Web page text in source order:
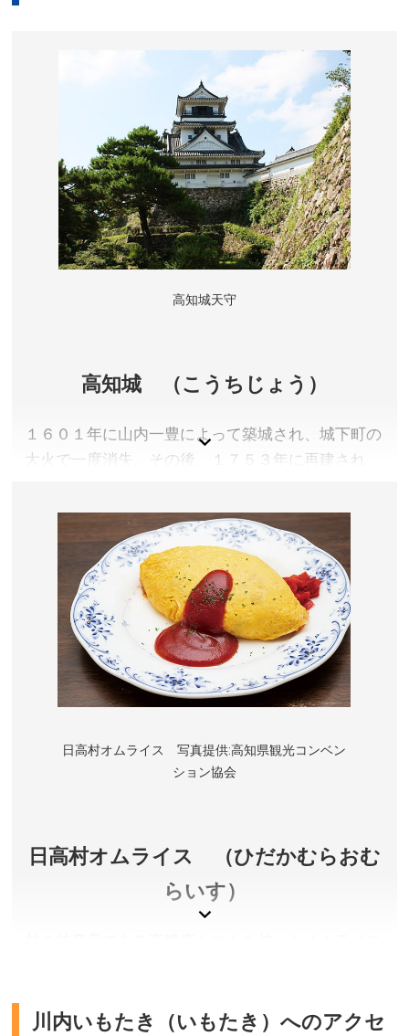
高知城天守
高知城 （こうちじょう）
１６０１年に山内一豊によって築城され、城下町の
大火で一度消失。その後、１７５３年に再建され、
たたたずまいを今に伝えています。
高知県高知市
利用料／一般420円、18歳未満無料、
開館時間／9:00～17:00(最終入館16:30)
休館日／12/26～1/1
アクセス／詳しくは公式サイトをご確認ください。
所在地／高知県高知市丸ノ内1丁目2-1
お問い合わせ／088-824-5701(高知城管理事務所)
日高村オムライス 写真提供:高知県観光コンベン
ション協会
日高村オムライス （ひだかむらおむ
らいす）
います。
川内いもたき（いもたき）へのアクセ